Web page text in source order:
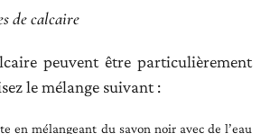
de calcaire
peuvent être particulièrement
le mélange suivant :
en mélangeant du savon noir avec de l’eau